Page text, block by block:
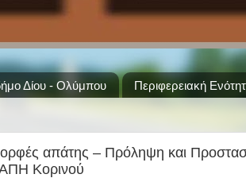
Δίου - Ολύμπου Περιφερειακή
απάτης – Πρόληψη και
Κορινού